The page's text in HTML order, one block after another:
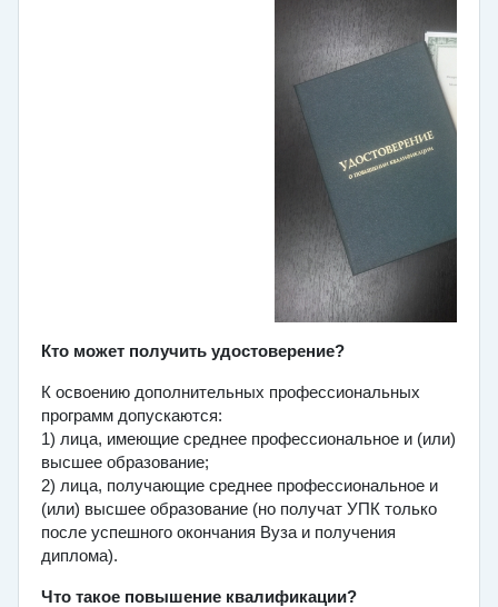
Кто может получить удостоверение?
К освоению дополнительных профессиональных
программ допускаются:
1) лица, имеющие среднее профессиональное и (или)
высшее образование;
2) лица, получающие среднее профессиональное и
(или) высшее образование (но получат УПК только
после успешного окончания Вуза и получения
диплома).
Что такое повышение квалификации?